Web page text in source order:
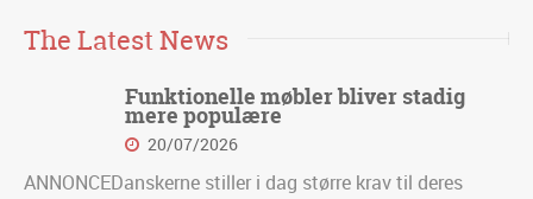
The Latest News
Funktionelle møbler bliver stadig
mere populære
20/07/2026
ANNONCEDanskerne stiller i dag større krav til deres